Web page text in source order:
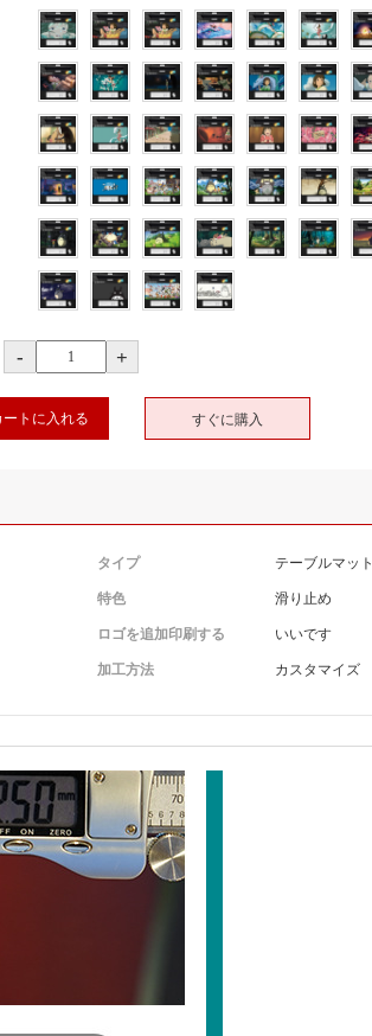
- +
ートに入れる すぐに購入
タイプ テーブルマット
特色 滑り止め
ロゴを追加印刷する いいです
加工方法 カスタマイズ